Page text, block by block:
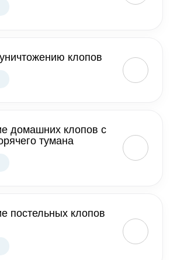
клопов
домашних клопов с
тумана
постельных клопов